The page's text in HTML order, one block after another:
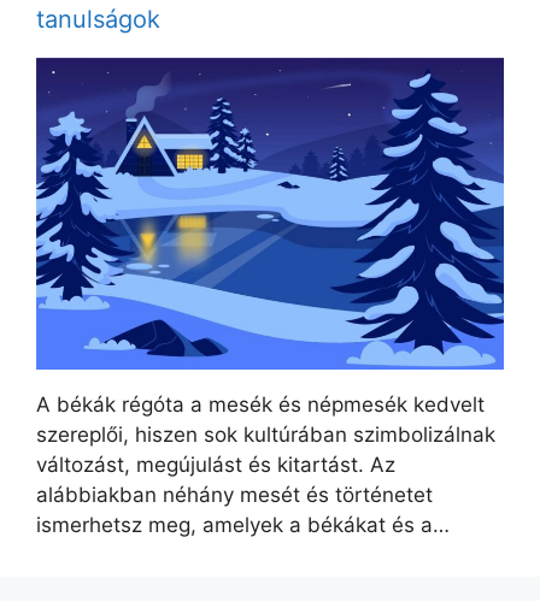
tanulságok
A békák régóta a mesék és népmesék kedvelt
szereplői, hiszen sok kultúrában szimbolizálnak
változást, megújulást és kitartást. Az
alábbiakban néhány mesét és történetet
ismerhetsz meg, amelyek a békákat és a…